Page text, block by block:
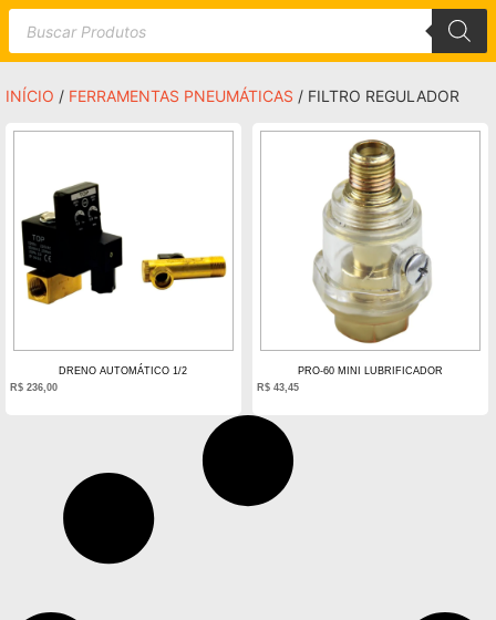
INÍCIO / FERRAMENTAS PNEUMÁTICAS / FILTRO REGULADOR
DRENO AUTOMÁTICO 1/2
R$ 236,00
PRO-60 MINI LUBRIFICADOR
R$ 43,45